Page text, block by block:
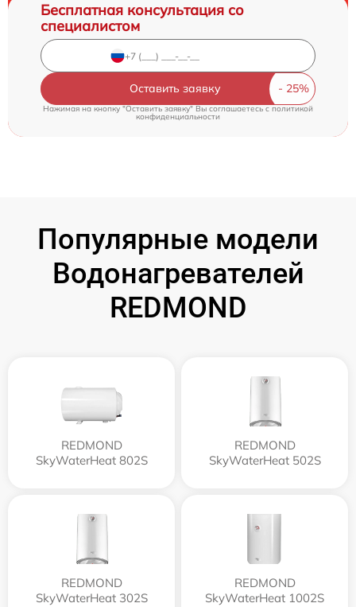
Бесплатная консультация со
специалистом
Оставить заявку
Нажимая на кнопку "Оставить заявку" Вы соглашаетесь c политикой
конфиденциальности
Популярные модели
Водонагревателей
REDMOND
REDMOND
SkyWaterHeat 802S
REDMOND
SkyWaterHeat 502S
REDMOND
SkyWaterHeat 302S
REDMOND
SkyWaterHeat 1002S